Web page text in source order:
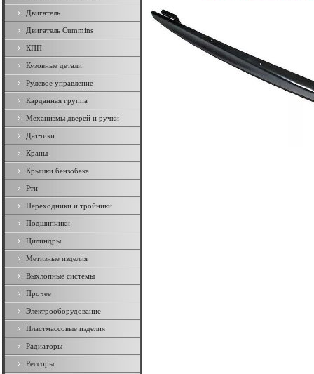
Двигатель
Двигатель Cummins
КПП
Кузовные детали
Рулевое управление
Карданная группа
Механизмы дверей и ручки
Датчики
Краны
Крышки бензобака
Рти
Переходники и тройники
Подшипники
Цилиндры
Метизные изделия
Выхлопные системы
Прочее
Электрооборудование
Пластмассовые изделия
Радиаторы
Рессоры